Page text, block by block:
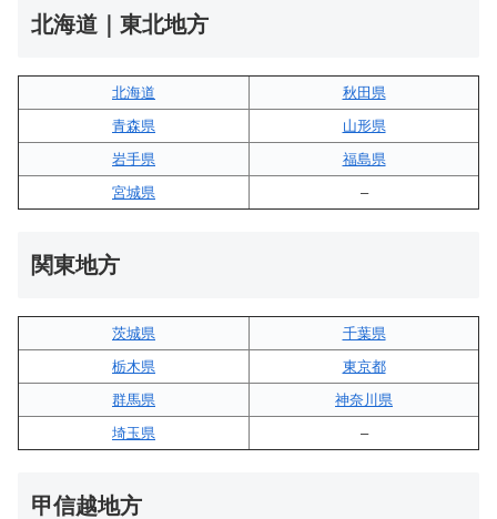
北海道｜東北地方
北海道
秋田県
青森県
山形県
岩手県
福島県
宮城県
–
関東地方
茨城県
千葉県
栃木県
東京都
群馬県
神奈川県
埼玉県
–
甲信越地方